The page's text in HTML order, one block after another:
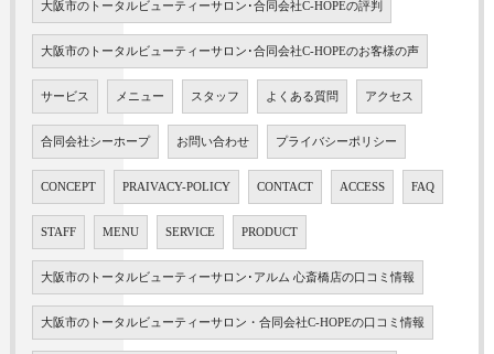
大阪市のトータルビューティーサロン･合同会社C-HOPEの評判
大阪市のトータルビューティーサロン･合同会社C-HOPEのお客様の声
サービス メニュー スタッフ よくある質問 アクセス
合同会社シーホープ お問い合わせ プライバシーポリシー
CONCEPT PRAIVACY-POLICY CONTACT ACCESS FAQ
STAFF MENU SERVICE PRODUCT
大阪市のトータルビューティーサロン･アルム 心斎橋店の口コミ情報
大阪市のトータルビューティーサロン・合同会社C-HOPEの口コミ情報